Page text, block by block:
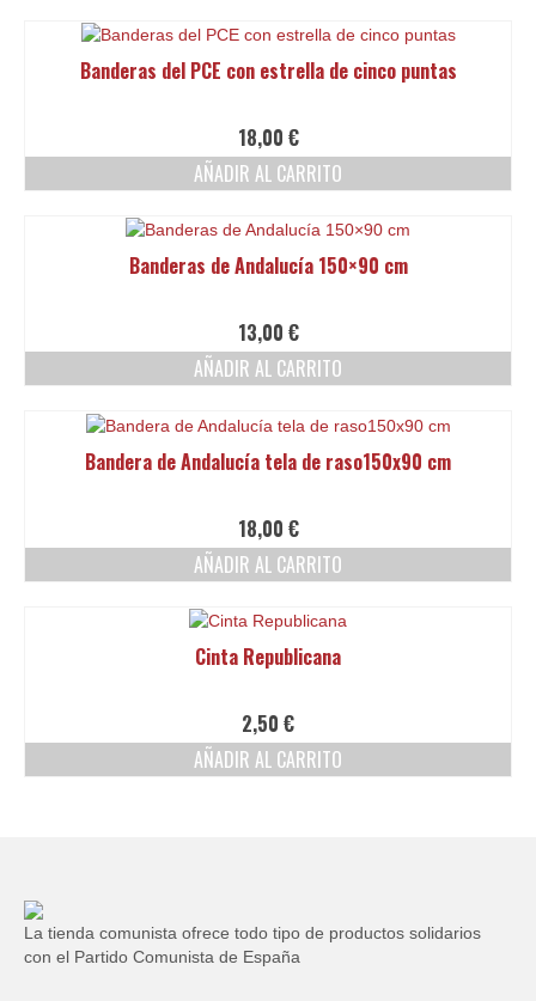
Banderas del PCE con estrella de cinco puntas
18,00 €
AÑADIR AL CARRITO
Banderas de Andalucía 150×90 cm
13,00 €
AÑADIR AL CARRITO
Bandera de Andalucía tela de raso150x90 cm
18,00 €
AÑADIR AL CARRITO
Cinta Republicana
2,50 €
AÑADIR AL CARRITO
La tienda comunista ofrece todo tipo de productos solidarios
con el Partido Comunista de España